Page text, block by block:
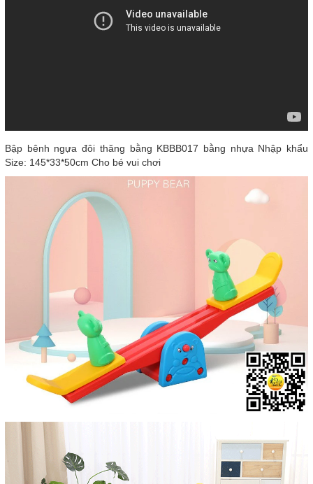
Bập bênh ngựa đôi thăng bằng KBBB017 bằng nhựa Nhập khẩu
Size: 145*33*50cm Cho bé vui chơi